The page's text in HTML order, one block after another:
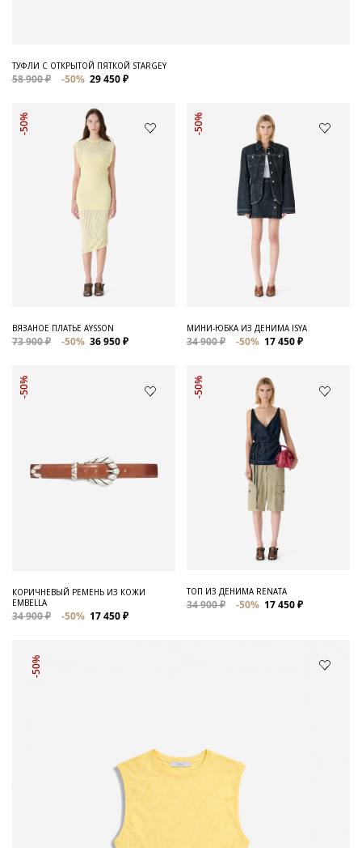
ТУФЛИ С ОТКРЫТОЙ ПЯТКОЙ STARGEY
58 900 ₽ -50% 29 450 ₽
-50%
ВЯЗАНОЕ ПЛАТЬЕ AYSSON
73 900 ₽ -50% 36 950 ₽
-50%
МИНИ-ЮБКА ИЗ ДЕНИМА ISYA
34 900 ₽ -50% 17 450 ₽
-50%
КОРИЧНЕВЫЙ РЕМЕНЬ ИЗ КОЖИ
EMBELLA
34 900 ₽ -50% 17 450 ₽
-50%
ТОП ИЗ ДЕНИМА RENATA
34 900 ₽ -50% 17 450 ₽
-50%